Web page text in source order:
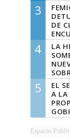
3
DE
4
LA
QUE
5
EL
A LA
LA
Espacio